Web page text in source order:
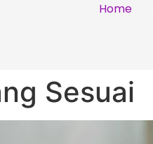
Home
Sesuai